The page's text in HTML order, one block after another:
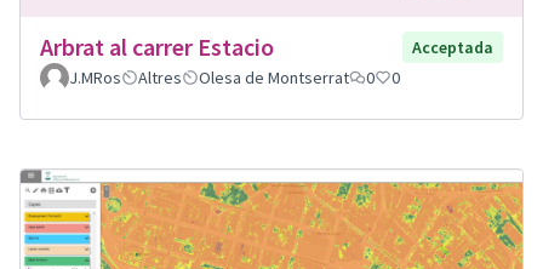
Arbrat al carrer Estacio
Acceptada
J.MRos
Altres Olesa de Montserrat 0 0